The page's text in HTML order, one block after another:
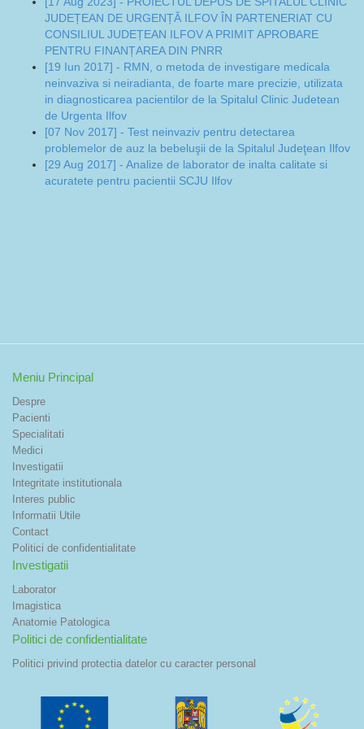
JUDEȚEAN DE URGENȚĂ ILFOV ÎN PARTENERIAT CU
CONSILIUL JUDEȚEAN ILFOV A PRIMIT APROBARE
PENTRU FINANȚAREA DIN PNRR
[19 Iun 2017] - RMN, o metoda de investigare medicala
neinvaziva si neiradianta, de foarte mare precizie, utilizata
in diagnosticarea pacientilor de la Spitalul Clinic Judetean
de Urgenta Ilfov
[07 Nov 2017] - Test neinvaziv pentru detectarea
problemelor de auz la bebeluşii de la Spitalul Judeţean Ilfov
[29 Aug 2017] - Analize de laborator de inalta calitate si
acuratete pentru pacientii SCJU Ilfov
Meniu Principal
Despre
Pacienti
Specialitati
Medici
Investigatii
Integritate institutionala
Interes public
Informatii Utile
Contact
Politici de confidentialitate
Investigatii
Laborator
Imagistica
Anatomie Patologica
Politici de confidentialitate
Politici privind protectia datelor cu caracter personal